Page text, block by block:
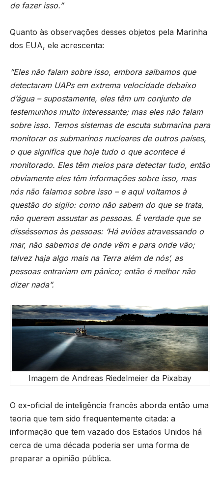
de fazer isso.”
Quanto às observações desses objetos pela Marinha
dos EUA, ele acrescenta:
“Eles não falam sobre isso, embora saibamos que
detectaram UAPs em extrema velocidade debaixo
d’água – supostamente, eles têm um conjunto de
testemunhos muito interessante; mas eles não falam
sobre isso. Temos sistemas de escuta submarina para
monitorar os submarinos nucleares de outros países,
o que significa que hoje tudo o que acontece é
monitorado. Eles têm meios para detectar tudo, então
obviamente eles têm informações sobre isso, mas
nós não falamos sobre isso – e aqui voltamos à
questão do sigilo: como não sabem do que se trata,
não querem assustar as pessoas. É verdade que se
disséssemos às pessoas: ‘Há aviões atravessando o
mar, não sabemos de onde vêm e para onde vão;
talvez haja algo mais na Terra além de nós’, as
pessoas entrariam em pânico; então é melhor não
dizer nada”.
Imagem de Andreas Riedelmeier da Pixabay
O ex-oficial de inteligência francês aborda então uma
teoria que tem sido frequentemente citada: a
informação que tem vazado dos Estados Unidos há
cerca de uma década poderia ser uma forma de
preparar a opinião pública.